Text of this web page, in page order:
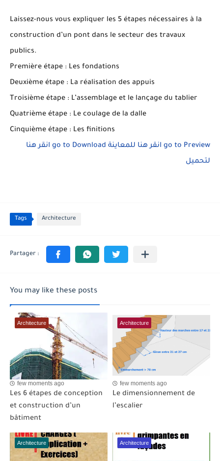
Laissez-nous vous expliquer les 5 étapes nécessaires à la
construction d’un pont dans le secteur des travaux
publics.
Première étape : Les fondations
Deuxième étape : La réalisation des appuis
Troisième étape : L’assemblage et le lançage du tablier
Quatrième étape : Le coulage de la dalle
Cinquième étape : Les finitions
go to Preview انقر هنا للمعاينة go to Download انقر هنا
لتحميل
Tags Architecture
You may like these posts
Architecture
few moments ago
Les 6 étapes de conception
et construction d’un
bâtiment
Architecture
few moments ago
Le dimensionnement de
l’escalier
Architecture Architecture